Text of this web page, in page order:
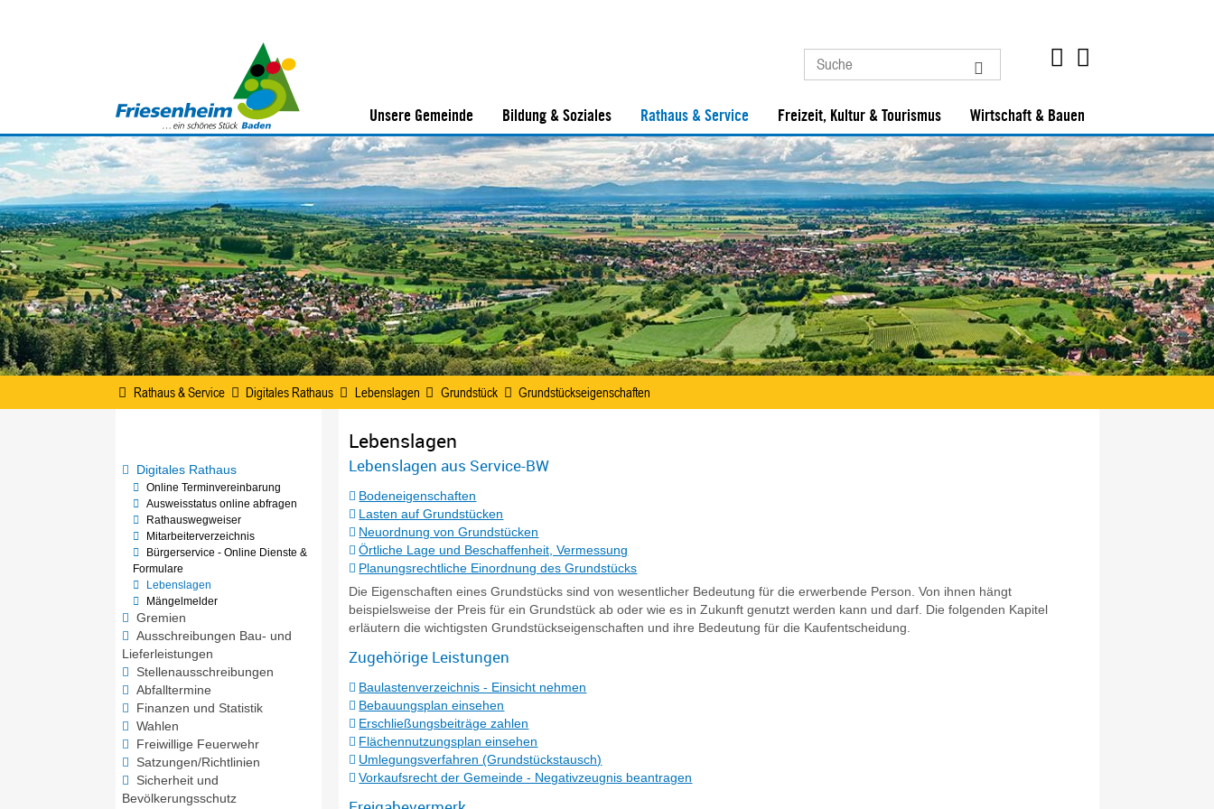
Unsere Gemeinde Bildung & Soziales Rathaus & Service Freizeit, Kultur & Tourismus Wirtschaft & Bauen
Rathaus & Service Digitales Rathaus Lebenslagen Grundstück Grundstückseigenschaften
Digitales Rathaus
Online Terminvereinbarung
Ausweisstatus online abfragen
Rathauswegweiser
Mitarbeiterverzeichnis
Bürgerservice - Online Dienste &
Formulare
Lebenslagen
Mängelmelder
Gremien
Ausschreibungen Bau- und
Lieferleistungen
Stellenausschreibungen
Abfalltermine
Finanzen und Statistik
Wahlen
Freiwillige Feuerwehr
Satzungen/Richtlinien
Sicherheit und
Bevölkerungsschutz
Lebenslagen
Lebenslagen aus Service-BW
Bodeneigenschaften
Lasten auf Grundstücken
Neuordnung von Grundstücken
Örtliche Lage und Beschaffenheit, Vermessung
Planungsrechtliche Einordnung des Grundstücks
Die Eigenschaften eines Grundstücks sind von wesentlicher Bedeutung für die erwerbende Person. Von ihnen hängt
beispielsweise der Preis für ein Grundstück ab oder wie es in Zukunft genutzt werden kann und darf. Die folgenden Kapitel
erläutern die wichtigsten Grundstückseigenschaften und ihre Bedeutung für die Kaufentscheidung.
Zugehörige Leistungen
Baulastenverzeichnis - Einsicht nehmen
Bebauungsplan einsehen
Erschließungsbeiträge zahlen
Flächennutzungsplan einsehen
Umlegungsverfahren (Grundstückstausch)
Vorkaufsrecht der Gemeinde - Negativzeugnis beantragen